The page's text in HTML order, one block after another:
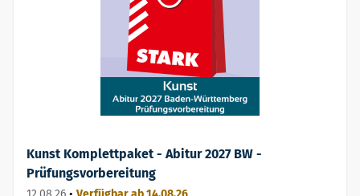
Kunst Komplettpaket - Abitur 2027 BW -
Prüfungsvorbereitung